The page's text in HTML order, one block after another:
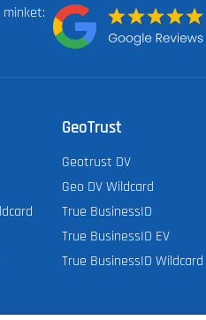
minket:
GeoTrust
Geotrust DV
Geo DV Wildcard
True BusinessID
True BusinessID EV
True BusinessID Wildcard